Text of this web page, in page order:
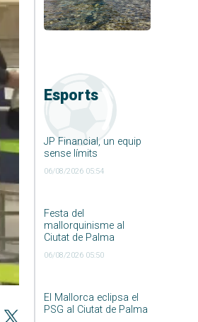
Esports
JP Financial, un equip
sense límits
06/08/2026 05:54
Festa del
mallorquinisme al
Ciutat de Palma
06/08/2026 05:50
El Mallorca eclipsa el
PSG al Ciutat de Palma